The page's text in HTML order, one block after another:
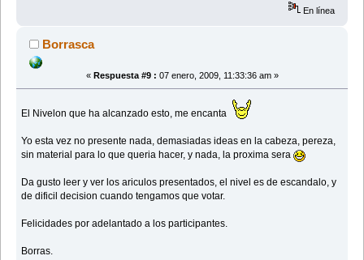
En línea
Borrasca
« Respuesta #9 : 07 enero, 2009, 11:33:36 am »
El Nivelon que ha alcanzado esto, me encanta
Yo esta vez no presente nada, demasiadas ideas en la cabeza, pereza,
sin material para lo que queria hacer, y nada, la proxima sera
Da gusto leer y ver los ariculos presentados, el nivel es de escandalo, y
de dificil decision cuando tengamos que votar.
Felicidades por adelantado a los participantes.
Borras.